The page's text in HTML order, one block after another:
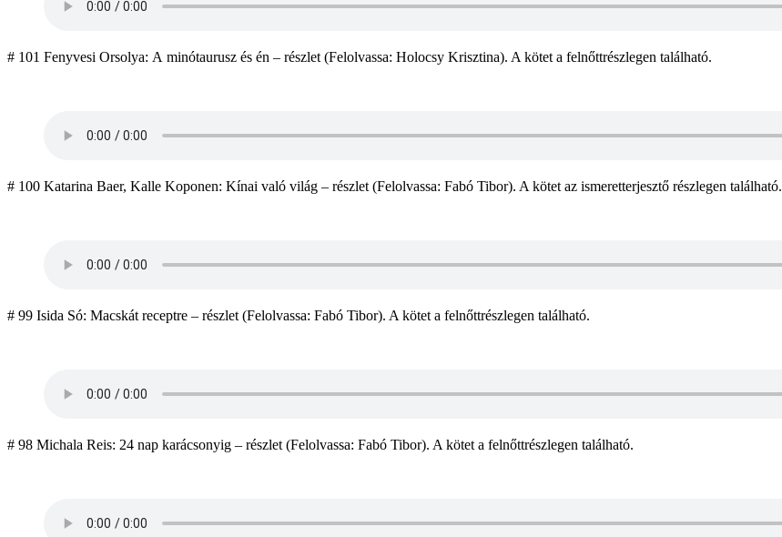
# 101 Fenyvesi Orsolya: A minótaurusz és én – részlet (Felolvassa: Holocsy Krisztina). A kötet a felnőttrészlegen található.
# 100 Katarina Baer, Kalle Koponen: Kínai való világ – részlet (Felolvassa: Fabó Tibor). A kötet az ismeretterjesztő részlegen található.
# 99 Isida Só: Macskát receptre – részlet (Felolvassa: Fabó Tibor). A kötet a felnőttrészlegen található.
# 98 Michala Reis: 24 nap karácsonyig – részlet (Felolvassa: Fabó Tibor). A kötet a felnőttrészlegen található.